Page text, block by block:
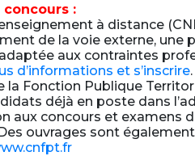
concours :
à distance
de la voie externe, une
aux contraintes
d’informations et s’inscrire.
la Fonction Publique
déjà en poste dans
aux concours et examens
ouvrages sont